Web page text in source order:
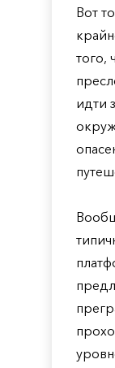
Вот
того,
идти